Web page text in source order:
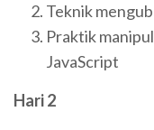
Teknik
Praktik
JavaScript
Hari 2